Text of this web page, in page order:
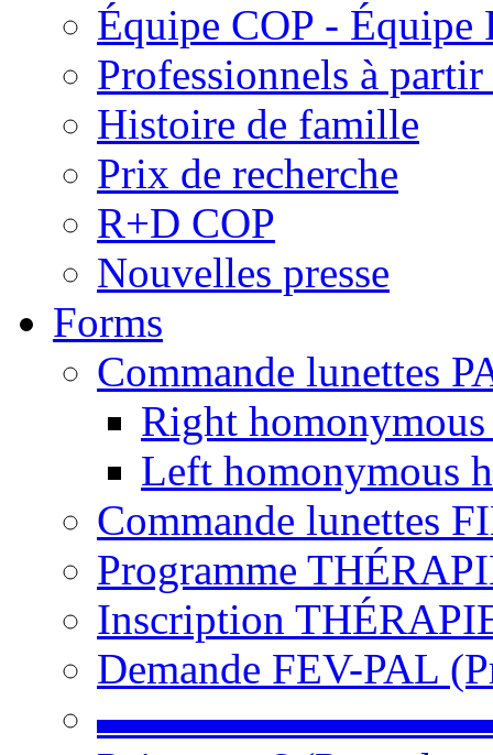
Équipe COP - Équipe
Professionnels à
Histoire de famille
Prix de recherche
R+D COP
Nouvelles presse
Forms
Commande lunettes
Right
Left homonymous
Commande lunettes
Programme
Inscription
Demande FEV-PAL